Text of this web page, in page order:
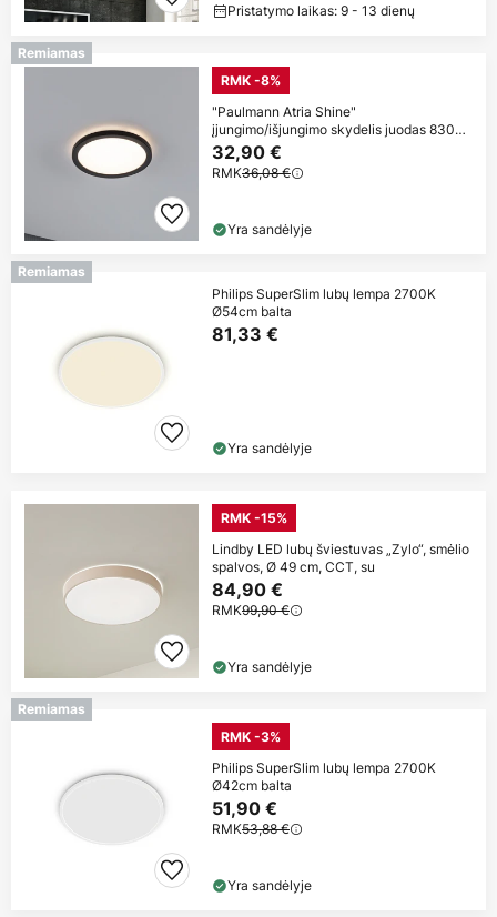
Pristatymo laikas: 9 - 13 dienų
Remiamas
RMK -8%
"Paulmann Atria Shine"
įjungimo/išjungimo skydelis juodas 830
Ø19cm
32,90 €
RMK36,08 €
Yra sandėlyje
Remiamas
Philips SuperSlim lubų lempa 2700K
Ø54cm balta
81,33 €
Yra sandėlyje
RMK -15%
Lindby LED lubų šviestuvas „Zylo“, smėlio
spalvos, Ø 49 cm, CCT, su
84,90 €
RMK99,90 €
Yra sandėlyje
Remiamas
RMK -3%
Philips SuperSlim lubų lempa 2700K
Ø42cm balta
51,90 €
RMK53,88 €
Yra sandėlyje